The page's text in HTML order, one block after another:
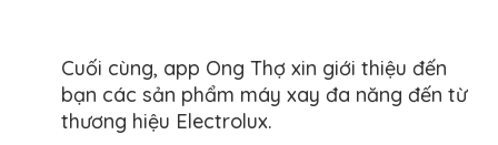
Cuối cùng, app Ong Thợ xin giới thiệu đến
bạn các sản phẩm máy xay đa năng đến từ
thương hiệu Electrolux.